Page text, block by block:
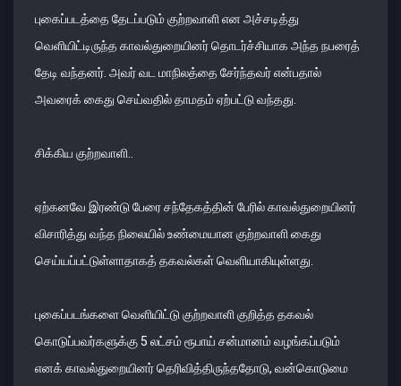
புகைப்படத்தை தேடப்படும் குற்றவாளி என அச்சடித்து
வெளியிட்டிருந்த காவல்துறையினர் தொடர்ச்சியாக அந்த நபரைத்
தேடி வந்தனர். அவர் வட மாநிலத்தை சேர்ந்தவர் என்பதால்
அவரைக் கைது செய்வதில் தாமதம் ஏற்பட்டு வந்தது.
சிக்கிய குற்றவாளி..
ஏற்கனவே இரண்டு பேரை சந்தேகத்தின் பேரில் காவல்துறையினர்
விசாரித்து வந்த நிலையில் உண்மையான குற்றவாளி கைது
செய்யப்பட்டுள்ளாதாகத் தகவல்கள் வெளியாகியுள்ளது.
புகைப்படங்களை வெளியிட்டு குற்றவாளி குறித்த தகவல்
கொடுப்பவர்களுக்கு 5 லட்சம் ரூபாய் சன்மானம் வழங்கப்படும்
எனக் காவல்துறையினர் தெரிவித்திருந்ததோடு, வன்கொடுமை